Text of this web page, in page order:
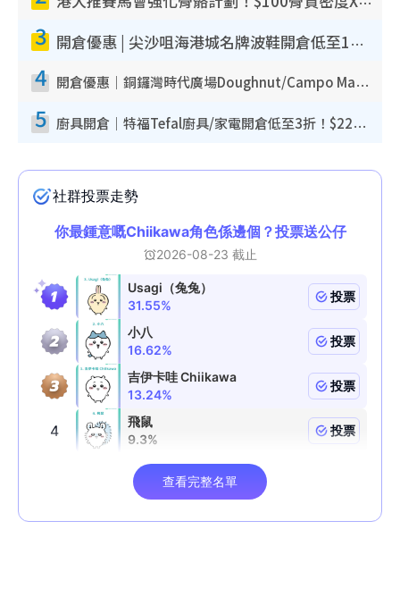
3 開倉優惠 | 尖沙咀海港城名牌波鞋開倉低至1折！On鞋$899起／Joy&Peace鞋履$98起
4 開倉優惠｜銅鑼灣時代廣場Doughnut/Campo Marzio開倉低至1折！背囊、書包、手袋劈價$200起
5 廚具開倉｜特福Tefal廚具/家電開倉低至3折！$220起買平底鍋/炒鑊/湯煲！電飯煲/吸塵機/燙斗$418起